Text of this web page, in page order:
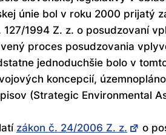
únie bol v roku 2000 prijatý
127/1994 Z. z. o posudzovaní
proces posudzovania
jednoduchšie bolo v
koncepcií,
(Strategic Environmental
zákon č. 24/2006 Z. z.
o